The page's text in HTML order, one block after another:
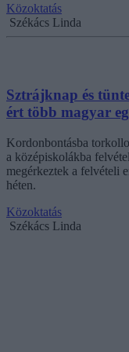
Közoktatás
Székács Linda
Sztrájknap és
ért több magyar
Kordonbontásba
a középiskolákba
megérkeztek a felvételi
héten.
Közoktatás
Székács Linda